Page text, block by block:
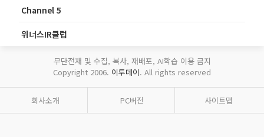
Channel 5
위너스IR클럽
무단전재 및 수집, 복사, 재배포, AI학습 이용 금지
Copyright 2006. 이투데이. All rights reserved
회사소개 PC버전 사이트맵